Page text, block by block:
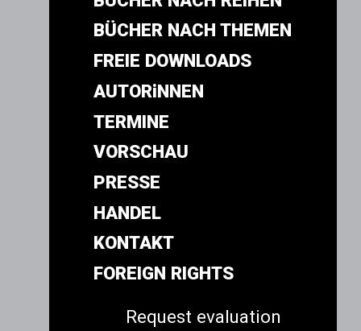
BÜCHER NACH THEMEN
FREIE DOWNLOADS
AUTORiNNEN
TERMINE
VORSCHAU
PRESSE
HANDEL
KONTAKT
FOREIGN RIGHTS
Request evaluation